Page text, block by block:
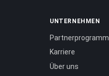
UNTERNEHMEN
Partnerprogramm
Karriere
Über uns